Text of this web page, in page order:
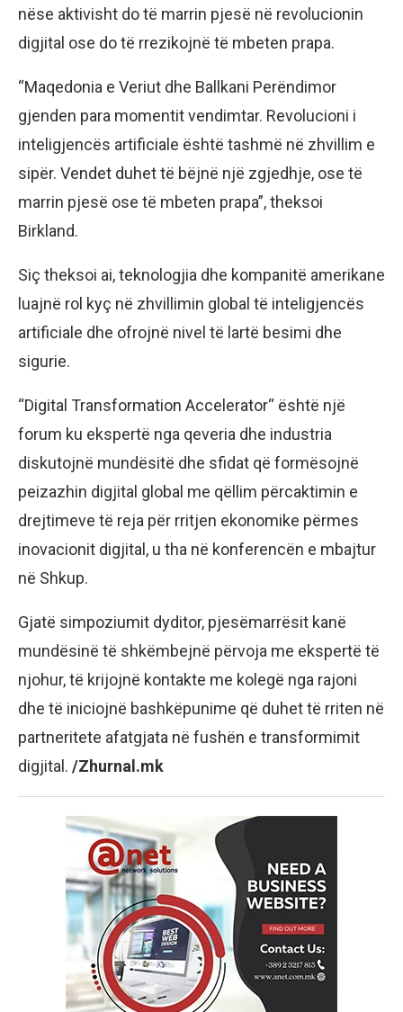
nëse aktivisht do të marrin pjesë në revolucionin
digjital ose do të rrezikojnë të mbeten prapa.
“Maqedonia e Veriut dhe Ballkani Perëndimor
gjenden para momentit vendimtar. Revolucioni i
inteligjencës artificiale është tashmë në zhvillim e
sipër. Vendet duhet të bëjnë një zgjedhje, ose të
marrin pjesë ose të mbeten prapa”, theksoi
Birkland.
Siç theksoi ai, teknologjia dhe kompanitë amerikane
luajnë rol kyç në zhvillimin global të inteligjencës
artificiale dhe ofrojnë nivel të lartë besimi dhe
sigurie.
“Digital Transformation Accelerator“ është një
forum ku ekspertë nga qeveria dhe industria
diskutojnë mundësitë dhe sfidat që formësojnë
peizazhin digjital global me qëllim përcaktimin e
drejtimeve të reja për rritjen ekonomike përmes
inovacionit digjital, u tha në konferencën e mbajtur
në Shkup.
Gjatë simpoziumit dyditor, pjesëmarrësit kanë
mundësinë të shkëmbejnë përvoja me ekspertë të
njohur, të krijojnë kontakte me kolegë nga rajoni
dhe të iniciojnë bashkëpunime që duhet të rriten në
partneritete afatgjata në fushën e transformimit
digjital. /Zhurnal.mk